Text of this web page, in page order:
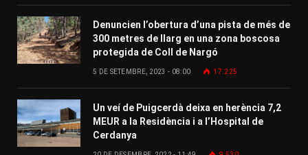
Denuncien l’obertura d’una pista de més de
300 metres de llarg en una zona boscosa
protegida de Coll de Nargó
5 DE SETEMBRE, 2023 - 08:00 17.225
Un veí de Puigcerdà deixa en herència 7,2
MEUR a la Residència i a l’Hospital de
Cerdanya